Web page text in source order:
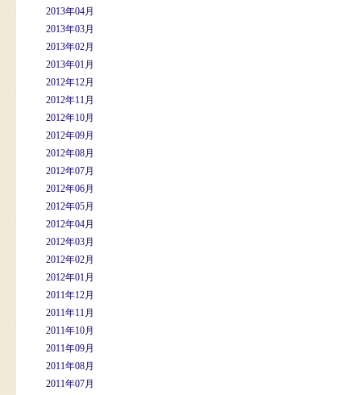
2013年04月
2013年03月
2013年02月
2013年01月
2012年12月
2012年11月
2012年10月
2012年09月
2012年08月
2012年07月
2012年06月
2012年05月
2012年04月
2012年03月
2012年02月
2012年01月
2011年12月
2011年11月
2011年10月
2011年09月
2011年08月
2011年07月